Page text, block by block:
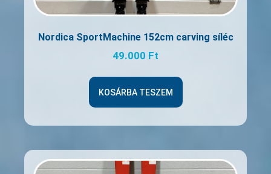
Nordica SportMachine 152cm carving síléc
49.000 Ft
KOSÁRBA TESZEM